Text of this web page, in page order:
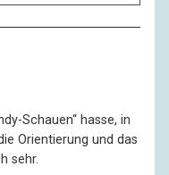
Schauen“ hasse, in
Orientierung und das
sehr.